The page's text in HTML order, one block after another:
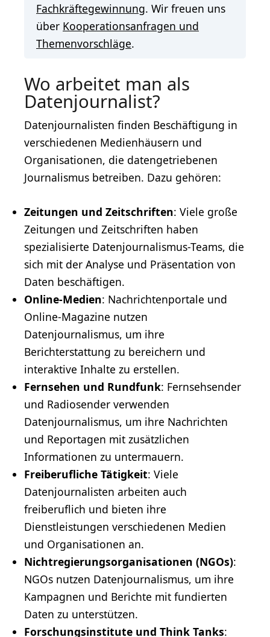
Fachkräftegewinnung. Wir freuen uns
über Kooperationsanfragen und
Themenvorschläge.
Wo arbeitet man als
Datenjournalist?
Datenjournalisten finden Beschäftigung in
verschiedenen Medienhäusern und
Organisationen, die datengetriebenen
Journalismus betreiben. Dazu gehören:
Zeitungen und Zeitschriften: Viele große
Zeitungen und Zeitschriften haben
spezialisierte Datenjournalismus-Teams, die
sich mit der Analyse und Präsentation von
Daten beschäftigen.
Online-Medien: Nachrichtenportale und
Online-Magazine nutzen
Datenjournalismus, um ihre
Berichterstattung zu bereichern und
interaktive Inhalte zu erstellen.
Fernsehen und Rundfunk: Fernsehsender
und Radiosender verwenden
Datenjournalismus, um ihre Nachrichten
und Reportagen mit zusätzlichen
Informationen zu untermauern.
Freiberufliche Tätigkeit: Viele
Datenjournalisten arbeiten auch
freiberuflich und bieten ihre
Dienstleistungen verschiedenen Medien
und Organisationen an.
Nichtregierungsorganisationen (NGOs):
NGOs nutzen Datenjournalismus, um ihre
Kampagnen und Berichte mit fundierten
Daten zu unterstützen.
Forschungsinstitute und Think Tanks: